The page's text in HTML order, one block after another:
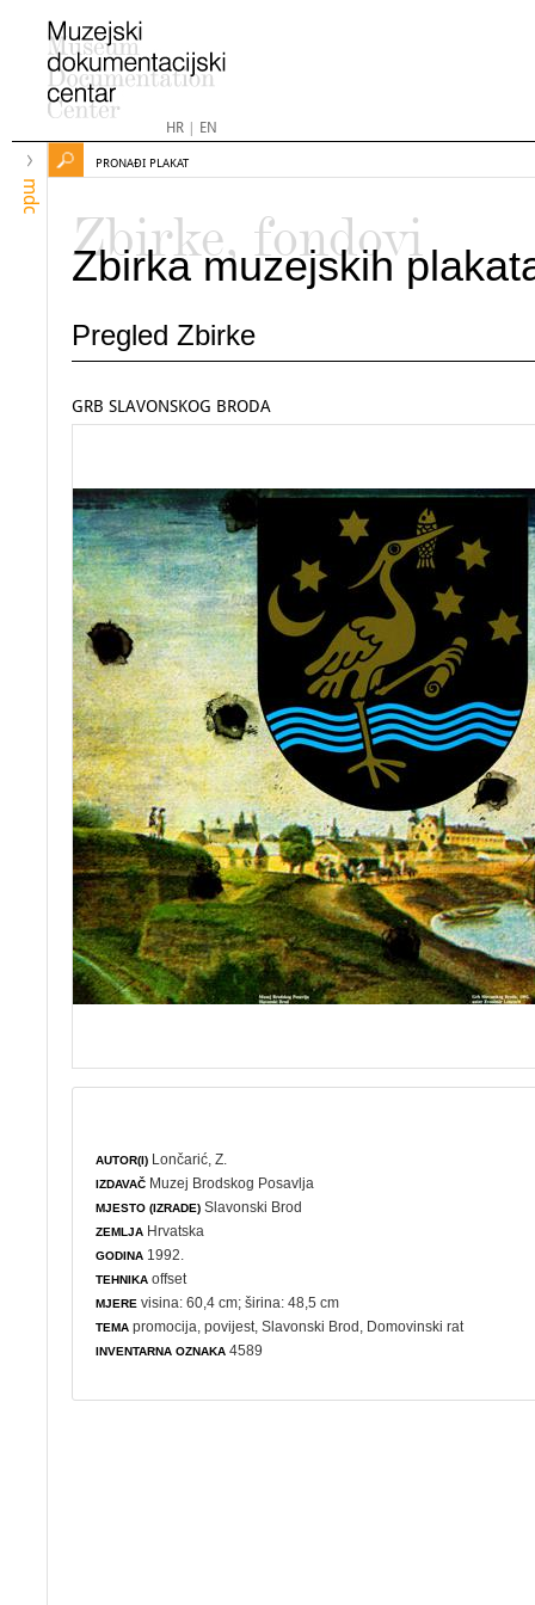
HR| EN
mdc
PRONAĐI PLAKAT
Zbirke, fondovi
Zbirka muzejskih
Pregled Zbirke
GRB SLAVONSKOG BRODA
AUTOR(I) Lončarić, Z.
IZDAVAČ Muzej Brodskog Posavlja
MJESTO (IZRADE) Slavonski Brod
ZEMLJA Hrvatska
GODINA 1992.
TEHNIKA offset
MJERE visina: 60,4 cm; širina: 48,5 cm
TEMA promocija ,povijest , Slavonski Brod, Domovinski rat
INVENTARNA OZNAKA 4589